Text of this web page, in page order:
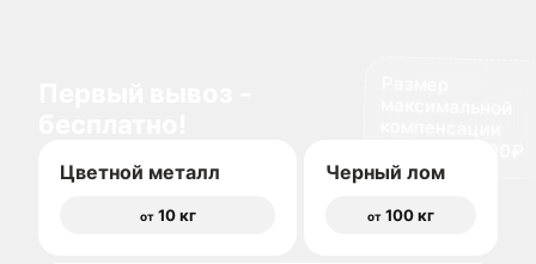
Цветной металл
от10 кг
Черный лом
от 100 кг